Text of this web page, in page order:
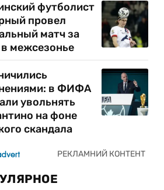
футболист
провел
матч за
межсезонье
в ФИФА
увольнять
на фоне
скандала